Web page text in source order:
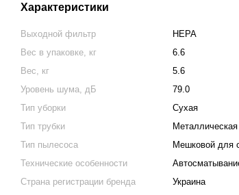
Характеристики
Выходной фильтр
HEPA
Вес в упаковке, кг
6.6
Вес, кг
5.6
Уровень шума, дБ
79.0
Тип уборки
Сухая
Тип трубки
Тип пылесоса
Мешковой для
Технические особенности
Страна регистрации бренда
Украина